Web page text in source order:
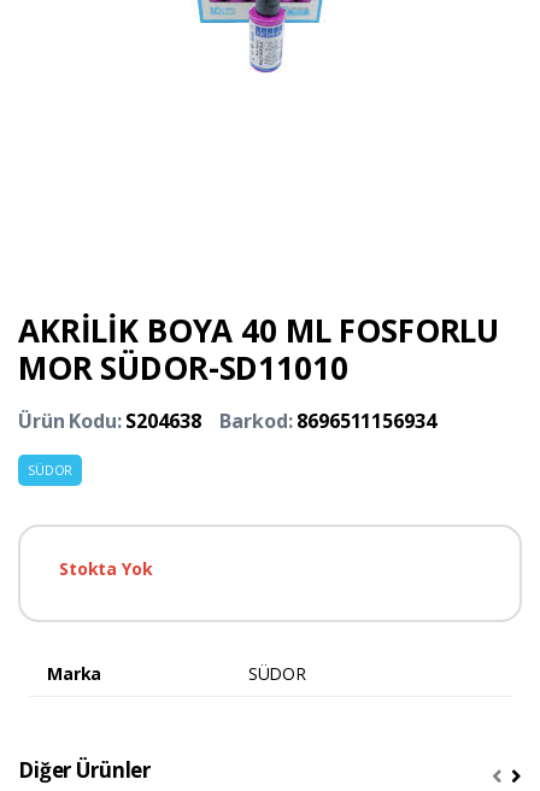
AKRİLİK BOYA 40 ML FOSFORLU
MOR SÜDOR-SD11010
Ürün Kodu:S204638 Barkod:8696511156934
SÜDOR
Stokta Yok
Marka SÜDOR
Diğer Ürünler